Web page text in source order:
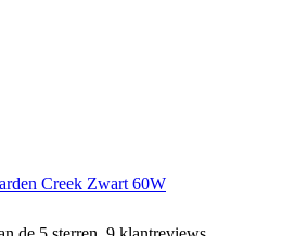
Creek Zwart 60W